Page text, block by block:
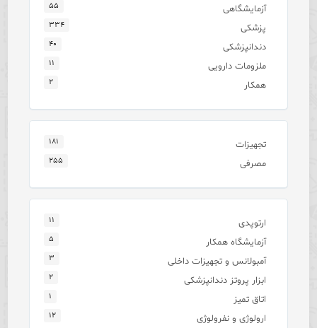
آزمایشگاهی ۵۵
پزشکی ۳۳۴
دندانپزشکی ۴۰
ملزومات دارویی ۱۱
همکار ۲
تجهیزات ۱۸۱
مصرفی ۲۵۵
ارتوپدی ۱۱
آزمایشگاه همکار ۵
آمبولانس و تجهیزات داخلی ۳
ابزار پروتز دندانپزشکی ۲
اتاق تمیز ۱
ارولوژی و نفرولوژی ۱۲